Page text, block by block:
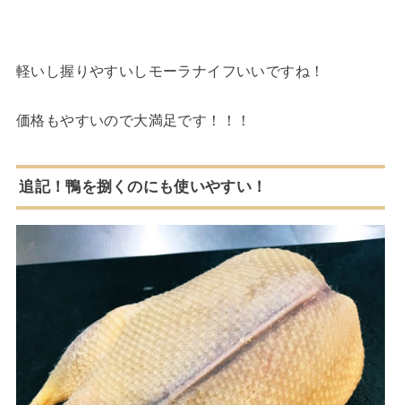
軽いし握りやすいしモーラナイフいいですね！
価格もやすいので大満足です！！！
追記！鴨を捌くのにも使いやすい！